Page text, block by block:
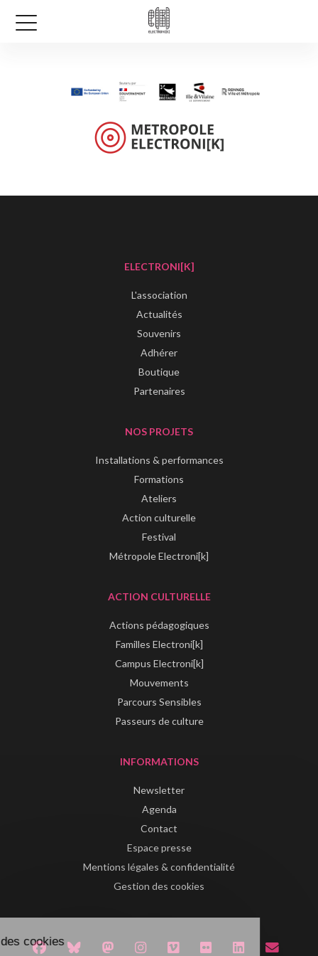
ELECTRONI[K]
L'association
Actualités
Souvenirs
Adhérer
Boutique
Partenaires
NOS PROJETS
Installations & performances
Formations
Ateliers
Action culturelle
Festival
Métropole Electroni[k]
ACTION CULTURELLE
Actions pédagogiques
Familles Electroni[k]
Campus Electroni[k]
Mouvements
Parcours Sensibles
Passeurs de culture
INFORMATIONS
Newsletter
Agenda
Contact
Espace presse
Mentions légales & confidentialité
Gestion des cookies
des cookies